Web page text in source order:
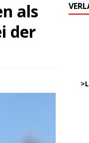
als
der